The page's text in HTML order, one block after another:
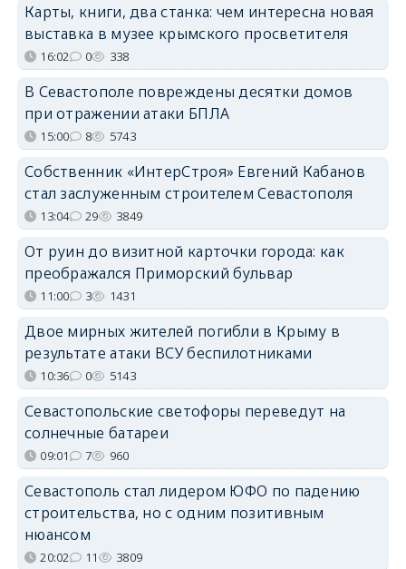
Карты, книги, два станка: чем интересна новая
выставка в музее крымского просветителя
16:02 0 338
В Севастополе повреждены десятки домов
при отражении атаки БПЛА
15:00 8 5743
Собственник «ИнтерСтроя» Евгений Кабанов
стал заслуженным строителем Севастополя
13:04 29 3849
От руин до визитной карточки города: как
преображался Приморский бульвар
11:00 3 1431
Двое мирных жителей погибли в Крыму в
результате атаки ВСУ беспилотниками
10:36 0 5143
Севастопольские светофоры переведут на
солнечные батареи
09:01 7 960
Севастополь стал лидером ЮФО по падению
строительства, но с одним позитивным
нюансом
20:02 11 3809